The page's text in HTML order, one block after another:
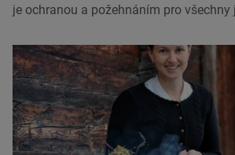
je ochranou a požehnáním pro všechny